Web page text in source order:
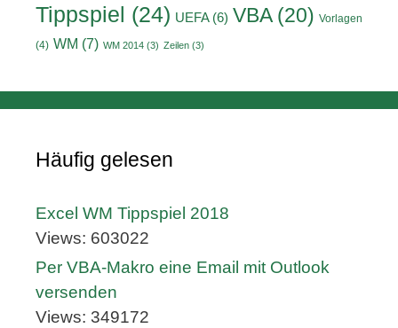
Tippspiel (24) UEFA(6) VBA(20) Vorlagen
(4) WM (7) WM 2014 (3) Zeilen (3)
Häufig gelesen
Excel WM Tippspiel 2018
Views: 603022
Per VBA-Makro eine Email mit Outlook
versenden
Views: 349172